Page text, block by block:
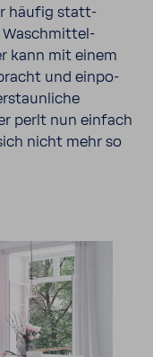
häufig statt­
Waschmittel-​
kann mit einem
und einpo­
perlt nun einfach
nicht mehr so